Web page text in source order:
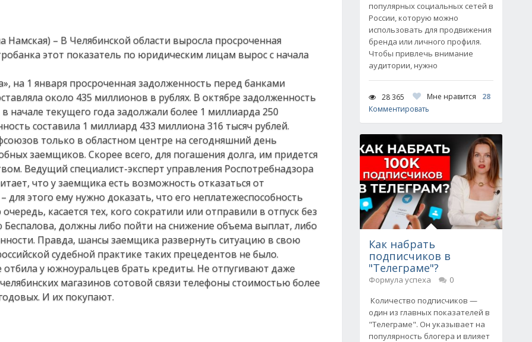
– В Челябинской области выросла просроченная
этот показатель по юридическим лицам вырос с начала
на 1 января просроченная задолженность перед банками
около 435 миллионов в рублях. В октябре задолженность
начале текущего года задолжали более 1 миллиарда 250
составила 1 миллиард 433 миллиона 316 тысяч рублей.
только в областном центре на сегодняшний день
заемщиков. Скорее всего, для погашения долга, им придется
Ведущий специалист-эксперт управления Роспотребнадзора
что у заемщика есть возможность отказаться от
этого ему нужно доказать, что его неплатежеспособность
касается тех, кого сократили или отправили в отпуск без
должны либо пойти на снижение объема выплат, либо
Правда, шансы заемщика развернуть ситуацию в свою
судебной практике таких прецедентов не было.
у южноуральцев брать кредиты. Не отпугивают даже
магазинов сотовой связи телефоны стоимостью более
И их покупают.
популярных социальных сетей в
России, которую можно
использовать для продвижения
бренда или личного профиля.
Чтобы привлечь внимание
аудитории, нужно
28 365 Мне нравится
28
Комментировать
Как набрать
подписчиков в
"Телеграме"?
Формула успеха
0
Количество подписчиков —
один из главных показателей в
"Телеграме". Он указывает на
популярность блогера и влияет